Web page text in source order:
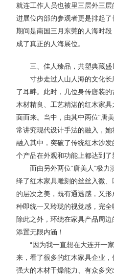
就连工作人员也被里三层外三
进展位内部的参观者更是排起
期间是南国三月东莞的人海时
成了真正的人海展位。
三、佳人臻品，共塑典藏盛
寸步走过人山人海的文化长
了耳畔。此时，几位身传唐装
木材精良、工艺精湛的红木家
面而来。当中，由其中两位“唐
常讲究现代设计手法的融入，
融入其中，突破了传统红木沙
个产品在外观和功能上都达到了
而由另外两位“唐美人”极力
绎了红木家具雕刻的丝丝入微
的层次之美，既有通透感，又
种即统一又玲珑的视觉感，完全
除此之外，环绕在家具产品周
添置无限内涵！
“因为我一直想在大连开一家
来，看了很多的红木家具企业
强大的木材干燥能力、有众多突